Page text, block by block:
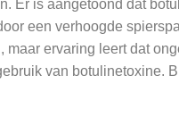
Er is aangetoond dat
een verhoogde
maar ervaring leert dat
van botulinetoxine.